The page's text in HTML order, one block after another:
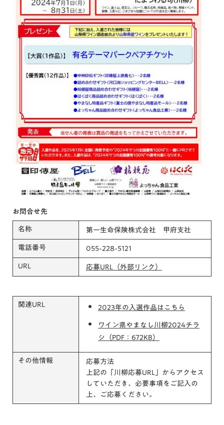
お問合せ先
名称 第一生命保険株式会社 甲府支社
電話番号 055-228-5121
URL 応募URL（外部リンク）
関連URL 2023年の入選作品はこちら
ワイン県やまなし川柳2024チラ
シ（PDF：672KB）
その他情報
応募方法
上記の「川柳応募URL」からアクセス
していただき、必要事項をご記入の
上、ご応募ください。